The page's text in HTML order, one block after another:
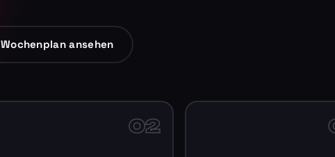
Wochenplan ansehen
02